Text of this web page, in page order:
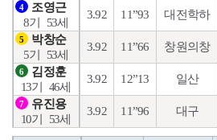
4
조영근
8기
53세
3.92 11”93 대전학하
5
박창순
5기
53세
3.92 11”66 창원의창
6
김정훈
13기
46세
3.92 12”13 일산
7
유진용
10기
53세
3.92 11”96 대구